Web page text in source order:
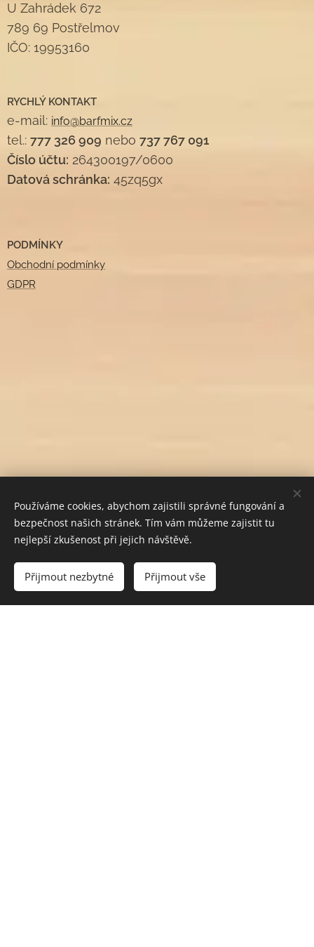
U Zahrádek 672
789 69 Postřelmov
IČO: 19953160
RYCHLÝ KONTAKT
e-mail: info@barfmix.cz
tel.: 777 326 909 nebo 737 767 091
Číslo účtu: 264300197/0600
Datová schránka: 45zq5gx
PODMÍNKY
Obchodní podmínky
GDPR
Používáme cookies, abychom zajistili správné fungování a
bezpečnost našich stránek. Tím vám můžeme zajistit tu
nejlepší zkušenost při jejich návštěvě.
Přijmout nezbytné Přijmout vše